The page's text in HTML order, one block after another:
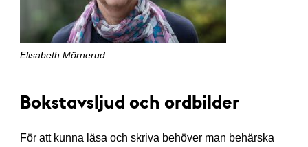
Elisabeth Mörnerud
Bokstavsljud och ordbilder
För att kunna läsa och skriva behöver man behärska